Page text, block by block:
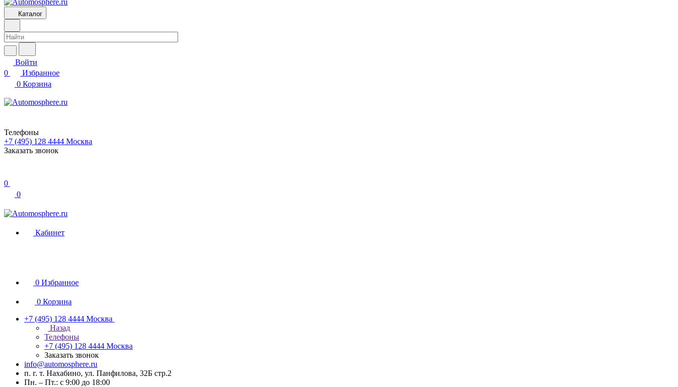
Каталог
Войти
0
Избранное
0 Корзина
Телефоны
+7 (495) 128 4444 Москва
Заказать звонок
0
0
Кабинет
0 Избранное
0 Корзина
+7 (495) 128 4444 Москва
Назад
Телефоны
+7 (495) 128 4444 Москва
Заказать звонок
info@automosphere.ru
п. г. т. Нахабино, ул. Панфилова, 32Б стр.2
Пн. – Пт.: с 9:00 до 18:00